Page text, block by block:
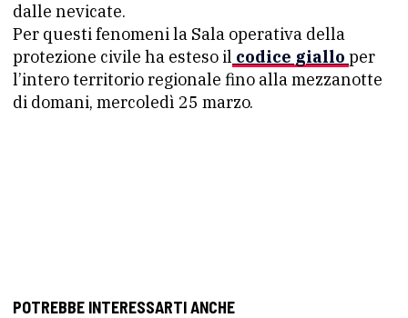
dalle nevicate.
Per questi fenomeni la Sala operativa della
protezione civile ha esteso il codice giallo per
l’intero territorio regionale fino alla mezzanotte
di domani, mercoledì 25 marzo.
POTREBBE INTERESSARTI ANCHE